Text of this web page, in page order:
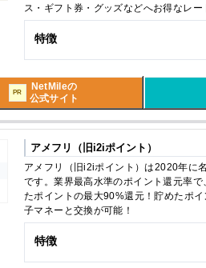
ス・ギフト券・グッズなどへお得なレ
特徴
PR
NetMileの
公式サイト
アメフリ（旧i2iポイント）
アメフリ（旧i2iポイント）は2020年に
です。業界最高水準のポイント還元率
たポイントの最大90%還元！貯めたポ
子マネーと交換が可能！
特徴